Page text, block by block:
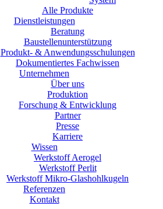
Alle Produkte
Dienstleistungen
Beratung
Baustellen­unterstützung
Produkt- & Anwendungsschulungen
Dokumentiertes Fachwissen
Unternehmen
Über uns
Produktion
Forschung & Entwicklung
Partner
Presse
Karriere
Wissen
Werkstoff Aerogel
Werkstoff Perlit
Werkstoff Mikro-Glashohlkugeln
Referenzen
Kontakt